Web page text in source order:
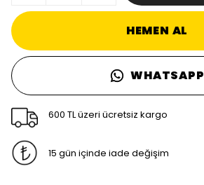
HEMEN AL
WHATSAPP
600 TL üzeri ücretsiz kargo
15 gün içinde iade değişim